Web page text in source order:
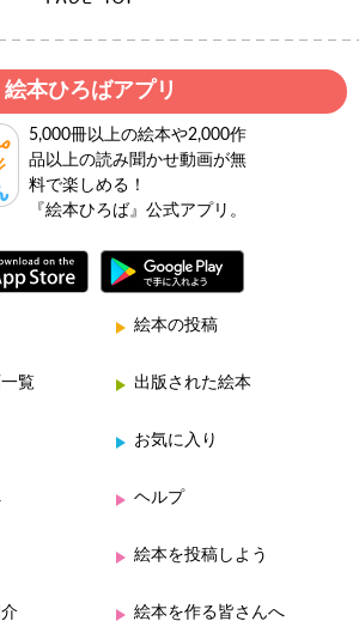
絵本ひろばアプリ
5,000冊以上の絵本や2,000作
品以上の読み聞かせ動画が無
料で楽しめる！
『絵本ひろば』公式アプリ。
絵本の投稿
覧 出版された絵本
お気に入り
ヘルプ
絵本を投稿しよう
絵本を作る皆さんへ